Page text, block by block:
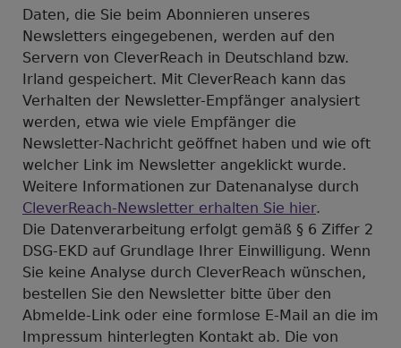
Daten, die Sie beim Abonnieren unseres
Newsletters eingegebenen, werden auf den
Servern von CleverReach in Deutschland bzw.
Irland gespeichert. Mit CleverReach kann das
Verhalten der Newsletter-Empfänger analysiert
werden, etwa wie viele Empfänger die
Newsletter-Nachricht geöffnet haben und wie oft
welcher Link im Newsletter angeklickt wurde.
Weitere Informationen zur Datenanalyse durch
CleverReach-Newsletter erhalten Sie hier.
Die Datenverarbeitung erfolgt gemäß § 6 Ziffer 2
DSG-EKD auf Grundlage Ihrer Einwilligung. Wenn
Sie keine Analyse durch CleverReach wünschen,
bestellen Sie den Newsletter bitte über den
Abmelde-Link oder eine formlose E-Mail an die im
Impressum hinterlegten Kontakt ab. Die von